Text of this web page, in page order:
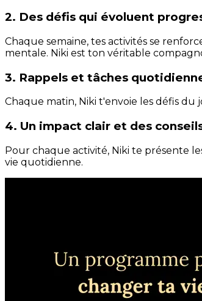
2. Des défis qui évoluent
Chaque semaine, tes activités se
mentale. Niki est ton véritable
3. Rappels et tâches
Chaque matin, Niki t'envoie les défis
4. Un impact clair et des
Pour chaque activité, Niki te présente
vie quotidienne.